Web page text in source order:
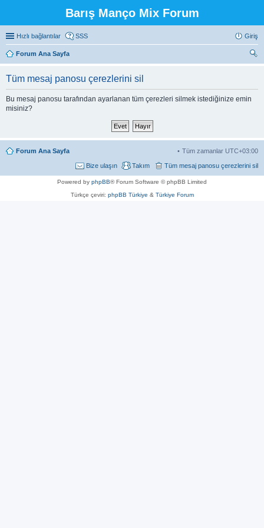
Barış Manço Mix Forum
Hızlı bağlantılar SSS Giriş
Forum Ana Sayfa
Tüm mesaj panosu çerezlerini sil
Bu mesaj panosu tarafından ayarlanan tüm çerezleri silmek istediğinize emin
misiniz?
Forum Ana Sayfa Tüm zamanlar UTC+03:00
Tüm mesaj panosu çerezlerini sil
Takım
Bize ulaşın
Powered by phpBB® Forum Software © phpBB Limited
Türkçe çeviri: phpBB Türkiye & Türkiye Forum